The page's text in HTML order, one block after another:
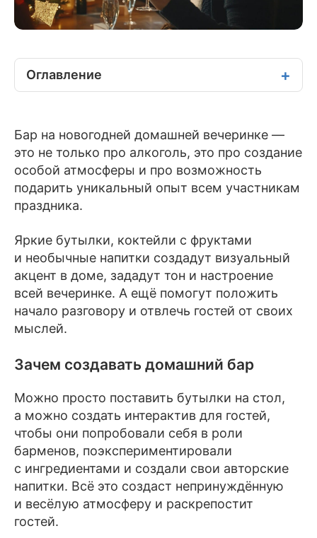
Оглавление
Бар на новогодней домашней вечеринке —
это не только про алкоголь, это про создание
особой атмосферы и про возможность
подарить уникальный опыт всем участникам
праздника.
Яркие бутылки, коктейли с фруктами
и необычные напитки создадут визуальный
акцент в доме, зададут тон и настроение
всей вечеринке. А ещё помогут положить
начало разговору и отвлечь гостей от своих
мыслей.
Зачем создавать домашний бар
Можно просто поставить бутылки на стол,
а можно создать интерактив для гостей,
чтобы они попробовали себя в роли
барменов, поэкспериментировали
с ингредиентами и создали свои авторские
напитки. Всё это создаст непринуждённую
и весёлую атмосферу и раскрепостит
гостей.